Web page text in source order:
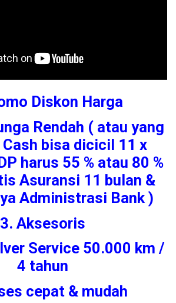
Diskon Harga
Rendah ( atau yang
bisa dicicil 11 x
harus 55 % atau 80 %
Asuransi 11 bulan &
Administrasi Bank )
3. Aksesoris
Service 50.000 km /
4 tahun
cepat & mudah